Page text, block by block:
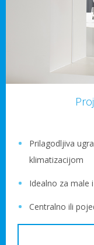
Prilagodljiva
klimatizacijom
Idealno za male
Centralno ili